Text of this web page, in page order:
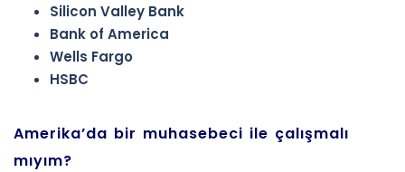
Silicon Valley Bank
Bank of America
Wells Fargo
HSBC
Amerika’da bir muhasebeci ile çalışmalı
mıyım?